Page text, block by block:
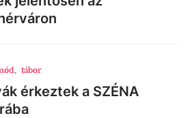
, tábor
érkeztek a SZÉNA